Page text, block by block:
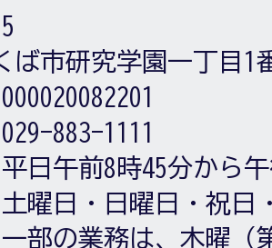
ば市研究学園一丁目1
029-883-1111
平日午前8時45分から
土曜日・日曜日・祝日
一部の業務は、木曜（